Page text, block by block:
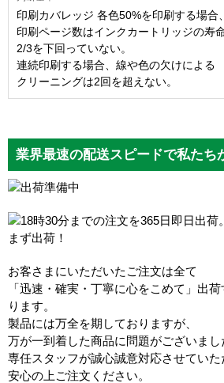
印刷カバレッジ 各色50%を印刷する場合、
印刷ページ数はインクカートリッジの寿
2/3を下回っていない。
連続印刷する場合、線や色の欠けによる
クリーニングは2回を超えない。
業界最速の配送スピードで私たち
お客さまにいただいたご注文は全て
「迅速・確実・丁寧に心をこめて」出
ります。
製品には万全を期しておりますが、
万が一到着した商品に問題がございまし
専任スタッフが誠心誠意対応させてい
安心の上ご注文ください。